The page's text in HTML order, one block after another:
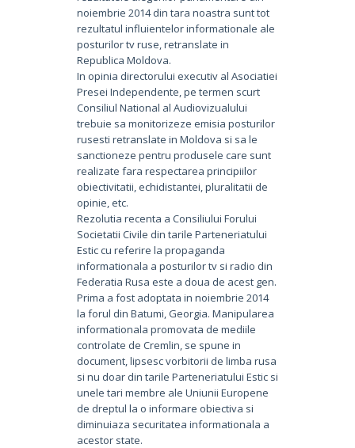
noiembrie 2014 din tara noastra sunt tot
rezultatul influientelor informationale ale
posturilor tv ruse, retranslate in
Republica Moldova.
In opinia directorului executiv al Asociatiei
Presei Independente, pe termen scurt
Consiliul National al Audiovizualului
trebuie sa monitorizeze emisia posturilor
rusesti retranslate in Moldova si sa le
sanctioneze pentru produsele care sunt
realizate fara respectarea principiilor
obiectivitatii, echidistantei, pluralitatii de
opinie, etc.
Rezolutia recenta a Consiliului Forului
Societatii Civile din tarile Parteneriatului
Estic cu referire la propaganda
informationala a posturilor tv si radio din
Federatia Rusa este a doua de acest gen.
Prima a fost adoptata in noiembrie 2014
la forul din Batumi, Georgia. Manipularea
informationala promovata de mediile
controlate de Cremlin, se spune in
document, lipsesc vorbitorii de limba rusa
si nu doar din tarile Parteneriatului Estic si
unele tari membre ale Uniunii Europene
de dreptul la o informare obiectiva si
diminuiaza securitatea informationala a
acestor state.